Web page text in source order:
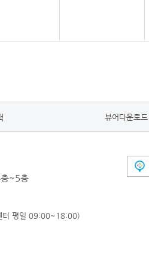
뷰어다운로드
~5층
터 평일 09:00~18:00)